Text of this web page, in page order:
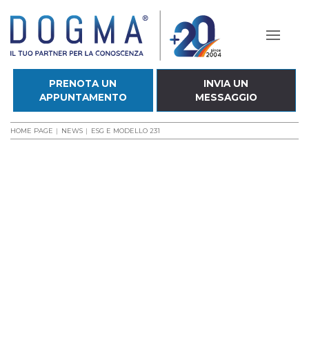
PRENOTA UN
APPUNTAMENTO
INVIA UN
MESSAGGIO
HOME PAGE NEWS ESG E MODELLO 231